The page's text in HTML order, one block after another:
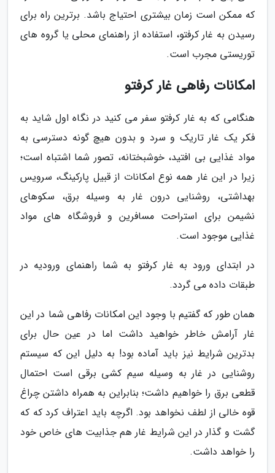
که ممکن است زمان بیشتری احتیاج باشد. برترین راه برای
رسیدن به غار کرفتو، استفاده از راهنمای محلی یا گروه های
توریستی مجرب است.
امکانات رفاهی غار کرفتو
هنگامی که به غار کرفتو سفر می کنید در نگاه اول شاید به
فکر یک غار تاریک و سرد و بدون هیچ گونه دسترسی به
مواد غذایی بی افتید، خوشبختانه، تصور شما اشتباه است؛
زیرا در این غار همه نوع امکانات از قبیل پارکینگ، سرویس
بهداشتی، روشنایی درون غار به وسیله برق، سکوهای
نشیمن برای استراحت مسافرین و فروشگاه های مواد
غذایی موجود است.
در ابتدای ورود به غار کرفتو به شما راهنمای ورودیه در
طبقات داده می گردد.
همان طور که گفتیم با وجود این امکانات رفاهی شما در این
غار آرامش خاطر خواهید داشت اما در عین حال برای
بدترین شرایط نیز باید آماده بود! به دلیل این که سیستم
روشنایی در غار به وسیله سیم کشی برقی است احتمال
قطعی برق را خواهیم داشت؛ بنابراین به همراه داشتن چراغ
قوه خالی از لطف نخواهد بود. اگرچه باید اعتراف کرد که که
گشت و گذار در این شرایط غار هم جذابیت های خاص خود
را خواهد داشت.